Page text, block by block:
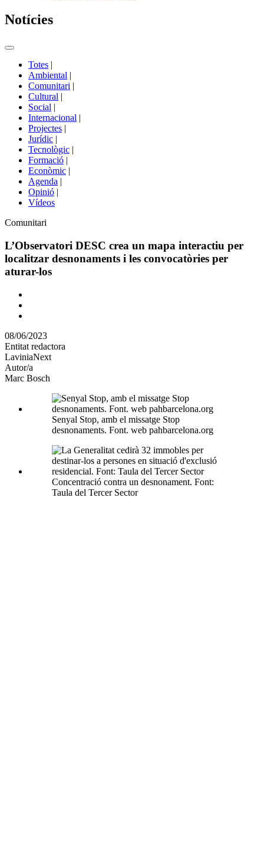
Notícies
Commutador
portals
Totes |
Ambiental |
Comunitari |
Cultural |
Social |
Internacional |
Projectes |
Jurídic |
Tecnològic |
Formació |
Econòmic |
Agenda |
Opinió |
Vídeos
Àmbit
la
notícia
Comunitari
L’Observatori DESC crea un mapa interactiu per
localitzar desnonaments i les convocatòries per
aturar-los
Comparteix
altres
xarxes
socials
08/06/2023
Entitat redactora
LaviniaNext
Autor/a
Marc Bosch
Senyal Stop, amb el missatge Stop
desnonaments. Font. web pahbarcelona.org
Concentració contra un desnonament. Font:
Taula del Tercer Sector